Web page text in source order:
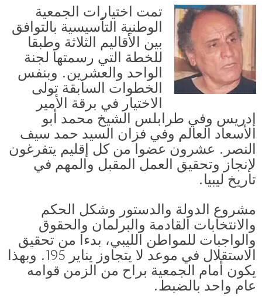
تمت اختيارات الجمعية
الوطنية التأسيسية بالتوافق
بين الأقاليم الثلاثة وطبقا
للخطة التي رسمتها لجنة
الواحد والعشرين. وبنفس
الخطوات السابقة تولى
الاختيار في برقة الأمير
إدريس وفي طرابلس الشيخ محمد أبو
الأسعاد العالم وفي فزان السيد حمد سيف
النصر. عشرون عضوا من كل إقليم يتفرغون
لإنجاز وتحقيق العمل المقبل والمهم في
تاريخ ليبيا.
مشروع الدولة والدستور وشكل الحكم
والانتخابات القادمة والبرلمان والحقوق
والواجبات للمواطن الليبي، بدءا من تحقيق
الاستقلال في موعد لا يتجاوز يناير 195. وبهذا
يكون أمام الجمعية براح من الزمن قوامه
عام واحد بالضبط.